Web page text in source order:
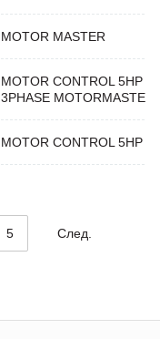
MOTOR MASTER
MOTOR CONTROL 5HP
3PHASE MOTORMASTER
MOTOR CONTROL 5HP
5 След.